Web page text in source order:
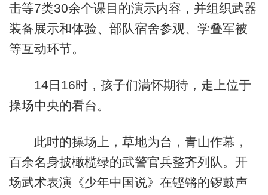
击等7类30余个课目的演示内容，并组织武器
装备展示和体验、部队宿舍参观、学叠军被
等互动环节。
14日16时，孩子们满怀期待，走上位于
操场中央的看台。
此时的操场上，草地为台，青山作幕，
百余名身披橄榄绿的武警官兵整齐列队。开
场武术表演《少年中国说》在铿锵的锣鼓声